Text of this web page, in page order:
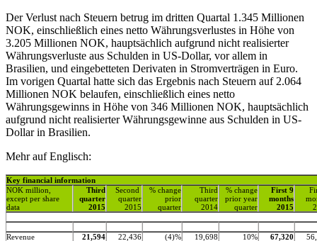
Der Verlust nach Steuern betrug im dritten Quartal 1.345 Millionen
NOK, einschließlich eines netto Währungsverlustes in Höhe von
3.205 Millionen NOK, hauptsächlich aufgrund nicht realisierter
Währungsverluste aus Schulden in US-Dollar, vor allem in
Brasilien, und eingebetteten Derivaten in Stromverträgen in Euro.
Im vorigen Quartal hatte sich das Ergebnis nach Steuern auf 2.064
Millionen NOK belaufen, einschließlich eines netto
Währungsgewinns in Höhe von 346 Millionen NOK, hauptsächlich
aufgrund nicht realisierter Währungsgewinne aus Schulden in US-
Dollar in Brasilien.
Mehr auf Englisch:
Key financial information
NOK million,
except per share
data
Third
quarter
2015
Second
quarter
2015
% change
prior
quarter
Third
quarter
2014
% change
prior year
quarter
First 9
months
2015
Revenue 21,594 22,436 (4)% 19,698 10% 67,320